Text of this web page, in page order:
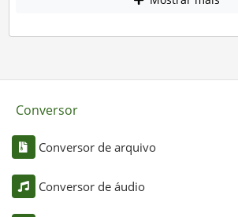
Conversor
Conversor de arquivo
Conversor de áudio